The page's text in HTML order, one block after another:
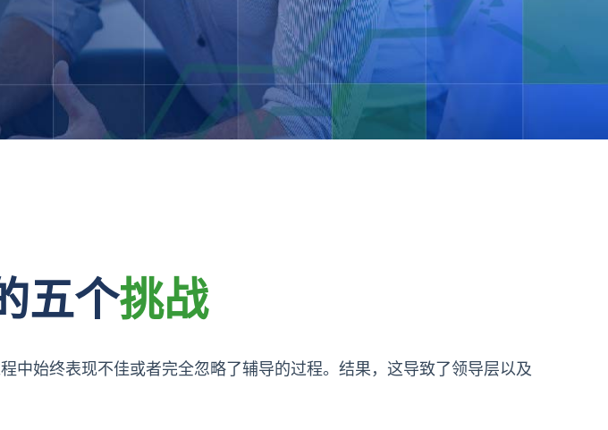
五个挑战
始终表现不佳或者完全忽略了辅导的过程。结果，这导致了领导层以及